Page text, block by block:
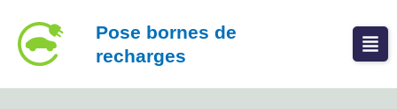
contenu
Pose bornes de
recharges